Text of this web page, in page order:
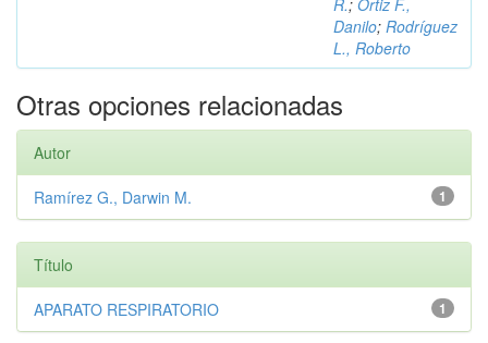
Danilo; Rodríguez
L., Roberto
Otras opciones relacionadas
Autor
1
Ramírez G., Darwin M.
Título
1
APARATO RESPIRATORIO